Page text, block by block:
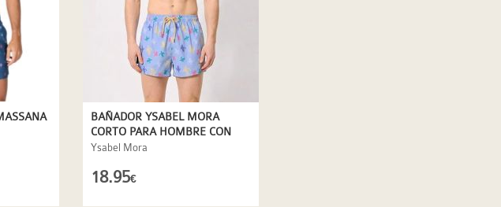
BAÑADOR YSABEL MORA
CORTO PARA HOMBRE CON
TORTUGAS MARINAS
Ysabel Mora
18.95€